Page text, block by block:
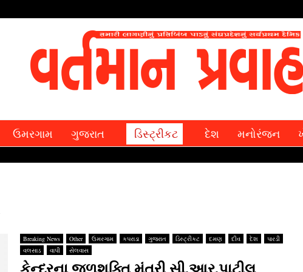
ઉમરગામ ગુજરાત ડિસ્ટ્રીકટ દેશ મનોરંજન
Breaking News Other ઉમરગામ કપરાડા ગુજરાત ડિસ્ટ્રીકટ દમણ દીવ દેશ
પારડી
વલસાડ
વાપી સેલવાસ